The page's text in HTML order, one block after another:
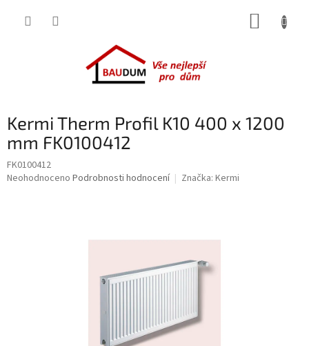
Kermi Therm Profil K10 400 x 1200
mm FK0100412
FK0100412
Průměrné
Neohodnoceno Podrobnosti hodnocení Značka: Kermi